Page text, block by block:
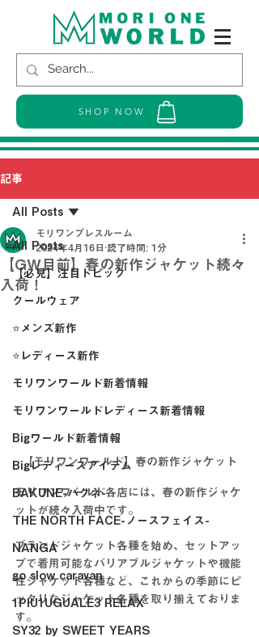
SHOP NOW
記事
All Posts
【必見】注目トピック
クールウェア
⭐メンズ新作
⭐レディース新作
モリワンワールド新着情報
モリワンワールドレディース新着情報
Bigワールド新着情報
Bigレディースアイテム
BAKUNE-バクネ-
THE NORTH FACE-ノースフェイス-
NANGA
go slow caravan
1PIU1UGUALE3 RELAX
SY32 by SWEET YEARS
All Posts
【GW目前】春の新作ジャケット続々
入荷！
モリワンプレスルーム
2024年4月16日 読了時間: 1分
【モリワンワールド】春の新作ジャケット
モリワンワールド各店には、春の新作ジャケ
ットが続々入荷中です。
ブランドジャケット各種を始め、セットアッ
プで着用可能なバリアブルジャケットや機能
性ジャケット各種など、これからの季節にピ
ッタリなジャケット各種を取り揃えておりま
す。